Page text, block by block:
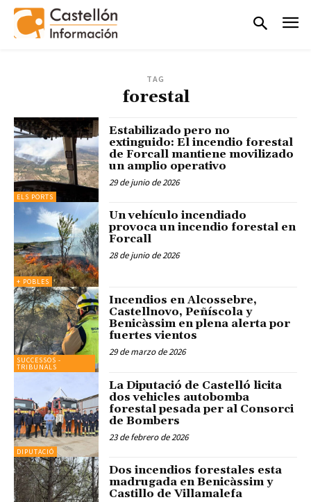
TAG
forestal
ELS PORTS
Estabilizado pero no
extinguido: El incendio forestal
de Forcall mantiene movilizado
un amplio operativo
29 de junio de 2026
+ POBLES
Un vehículo incendiado
provoca un incendio forestal en
Forcall
28 de junio de 2026
SUCCESSOS -
TRIBUNALS
Incendios en Alcossebre,
Castellnovo, Peñíscola y
Benicàssim en plena alerta por
fuertes vientos
29 de marzo de 2026
DIPUTACIÓ
La Diputació de Castelló licita
dos vehicles autobomba
forestal pesada per al Consorci
de Bombers
23 de febrero de 2026
Dos incendios forestales esta
madrugada en Benicàssim y
Castillo de Villamalefa